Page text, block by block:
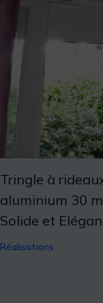
Tringle à
aluminium 30
Solide et
Réalisations